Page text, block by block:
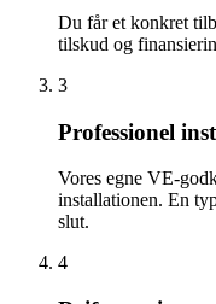
Du får et konkret
tilskud og
3
Professionel
Vores egne VE-
installationen. En
slut.
4